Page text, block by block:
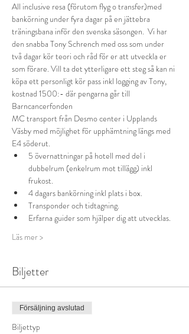
All inclusive resa (förutom flyg o transfer)med
bankörning under fyra dagar på en jättebra
träningsbana inför den svenska säsongen.  Vi har
den snabba Tony Schrench med oss som under
två dagar kör teori och råd för er att utveckla er
som förare. Vill ta det ytterligare ett steg så kan ni
köpa ett personligt kör pass inkl logging av Tony,
kostnad 1500:- där pengarna går till
Barncancerfonden
MC transport från Desmo center i Upplands
Väsby med möjlighet för upphämtning längs med
E4 söderut.
5 övernattningar på hotell med del i
dubbelrum (enkelrum mot tillägg) inkl
frukost.
4 dagars bankörning inkl plats i box.
Transponder och tidtagning.
Erfarna guider som hjälper dig att utvecklas.
Läs mer >
Biljetter
Försäljning avslutad
Biljettyp